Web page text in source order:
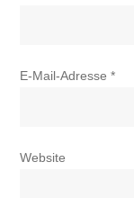
E-Mail-Adresse*
Website